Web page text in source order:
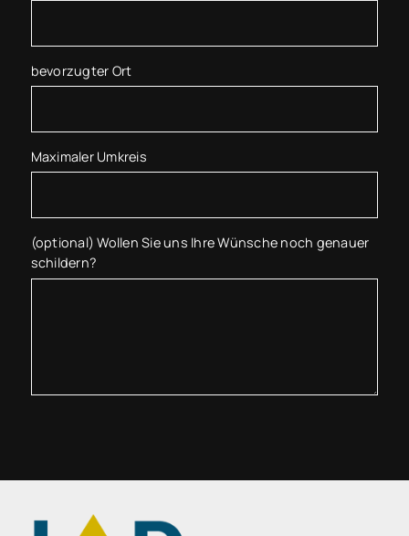
bevorzugter Ort
Maximaler Umkreis
(optional) Wollen Sie uns Ihre Wünsche noch genauer
schildern?